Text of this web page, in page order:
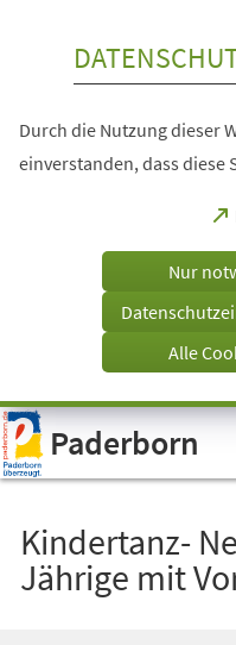
Visuelle
Assistenzsoftware
öffnen.
Durch die Nutzung dieser
einverstanden, dass diese
Nur
Alle
Paderborn
Kindertanz-
Jährige mit